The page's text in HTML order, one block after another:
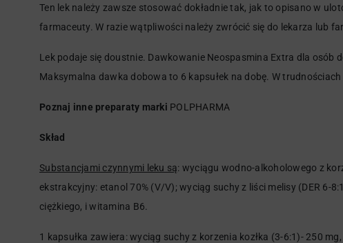
Ten lek należy zawsze stosować dokładnie tak, jak to opisano w
farmaceuty. W razie wątpliwości należy zwrócić się do lekarza lub
Lek podaje się doustnie. Dawkowanie Neospasmina Extra dla osób
Maksymalna dawka dobowa to 6 kapsułek na dobę. W
Poznaj inne preparaty marki POLPHARMA
Skład
Substancjami czynnymi leku są: wyciągu wodno-alkoholowego z
ekstrakcyjny: etanol 70% (V/V); wyciąg suchy z liści melisy (DER 6-
ciężkiego, i witamina B6.
1 kapsułka zawiera: wyciąg suchy z korzenia kozłka (3-6:1)- 250